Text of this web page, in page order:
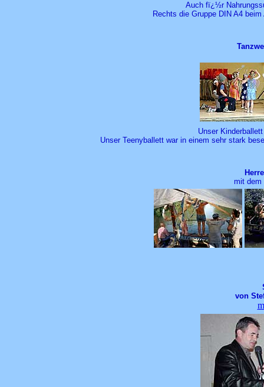
Auch fï¿½r
Rechts die Gruppe DIN A4
Unser
Unser Teenyballett war in einem sehr stark
mit
von